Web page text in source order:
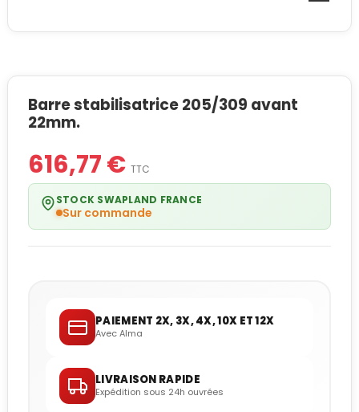
Barre stabilisatrice 205/309 avant
22mm.
616,77 € TTC
STOCK SWAPLAND FRANCE
Sur commande
PAIEMENT 2X, 3X, 4X, 10X ET 12X
Avec Alma
LIVRAISON RAPIDE
Expédition sous 24h ouvrées